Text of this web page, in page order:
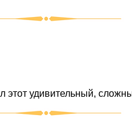
этот удивительный,